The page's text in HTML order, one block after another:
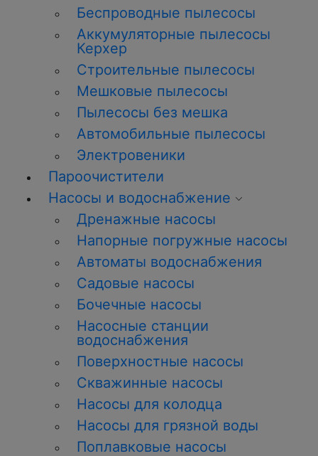
Беспроводные пылесосы
Аккумуляторные пылесосы
Керхер
Строительные пылесосы
Мешковые пылесосы
Пылесосы без мешка
Автомобильные пылесосы
Электровеники
Пароочистители
Насосы и водоснабжение
Дренажные насосы
Напорные погружные насосы
Автоматы водоснабжения
Садовые насосы
Бочечные насосы
Насосные станции
водоснабжения
Поверхностные насосы
Скважинные насосы
Насосы для колодца
Насосы для грязной воды
Поплавковые насосы